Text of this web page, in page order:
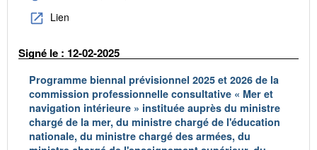
Lien
Signé le : 12-02-2025
Programme biennal prévisionnel 2025 et 2026 de la
commission professionnelle consultative « Mer et
navigation intérieure » instituée auprès du ministre
chargé de la mer, du ministre chargé de l'éducation
nationale, du ministre chargé des armées, du